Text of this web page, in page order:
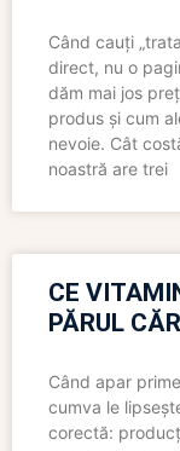
Când cauți
direct, nu o
dăm mai jos
produs și cum
nevoie. Cât
noastră are trei
CE
PĂRUL
Când apar
cumva le
corectă: